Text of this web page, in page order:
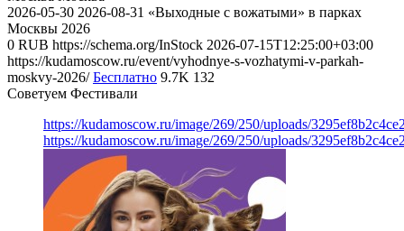
2026-05-30 2026-08-31 «Выходные с вожатыми» в парках
Москвы 2026
0 RUB https://schema.org/InStock 2026-07-15T12:25:00+03:00
https://kudamoscow.ru/event/vyhodnye-s-vozhatymi-v-parkah-
moskvy-2026/ Бесплатно 9.7K 132
Советуем Фестивали
https://kudamoscow.ru/image/269/250/uploads/
https://kudamoscow.ru/image/269/250/uploads/